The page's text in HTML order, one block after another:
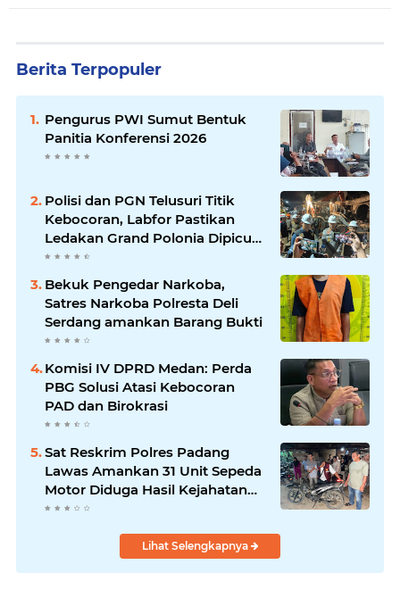
Berita Terpopuler
Pengurus PWI Sumut Bentuk
Panitia Konferensi 2026
Polisi dan PGN Telusuri Titik
Kebocoran, Labfor Pastikan
Ledakan Grand Polonia Dipicu
Akumulasi Gas
Bekuk Pengedar Narkoba,
Satres Narkoba Polresta Deli
Serdang amankan Barang Bukti
Komisi IV DPRD Medan: Perda
PBG Solusi Atasi Kebocoran
PAD dan Birokrasi
Sat Reskrim Polres Padang
Lawas Amankan 31 Unit Sepeda
Motor Diduga Hasil Kejahatan
dari Rumah Warga di Pasar
Lihat Selengkapnya